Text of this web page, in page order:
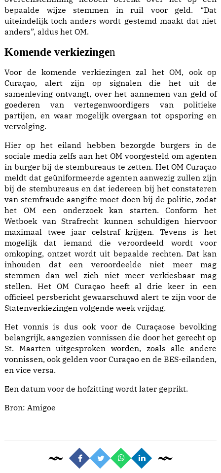
bepaalde wijze stemmen in ruil voor geld. “Dat
uiteindelijk toch anders wordt gestemd maakt dat niet
anders”, aldus het OM.
Komende verkiezingen
Voor de komende verkiezingen zal het OM, ook op
Curaçao, alert zijn op signalen die het uit de
samenleving ontvangt, over het aannemen van geld of
goederen van vertegenwoordigers van politieke
partijen, en waar mogelijk overgaan tot opsporing en
vervolging.
Hier op het eiland hebben bezorgde burgers in de
sociale media zelfs aan het OM voorgesteld om agenten
in burger bij de stembureaus te zetten. Het OM Curaçao
meldt dat geüniformeerde agenten aanwezig zullen zijn
bij de stembureaus en dat iedereen bij het constateren
van stemfraude aangifte moet doen bij de politie, zodat
het OM een onderzoek kan starten. Conform het
Wetboek van Strafrecht kunnen schuldigen hiervoor
maximaal twee jaar celstraf krijgen. Tevens is het
mogelijk dat iemand die veroordeeld wordt voor
omkoping, ontzet wordt uit bepaalde rechten. Dat kan
inhouden dat een veroordeelde niet meer mag
stemmen dan wel zich niet meer verkiesbaar mag
stellen. Het OM Curaçao heeft al drie keer in een
officieel persbericht gewaarschuwd alert te zijn voor de
Statenverkiezingen volgende week vrijdag.
Het vonnis is dus ook voor de Curaçaose bevolking
belangrijk, aangezien vonnissen die door het gerecht op
St. Maarten uitgesproken worden, zoals alle andere
vonnissen, ook gelden voor Curaçao en de BES-eilanden,
en vice versa.
Een datum voor de hofzitting wordt later geprikt.
Bron: Amigoe